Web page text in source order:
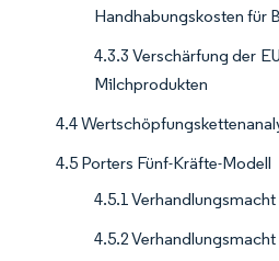
Handhabungskosten für
4.3.3 Verschärfung der
Milchprodukten
4.4
4.5 Porters Fünf-Kräfte-Modell
4.5.1
4.5.2